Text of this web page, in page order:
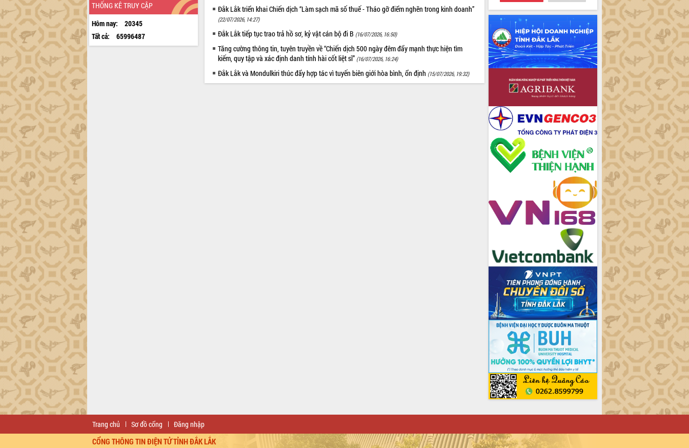
THỐNG KÊ TRUY CẬP
Hôm nay:
20345
Tất cả:
65996487
Đắk Lắk triển khai Chiến dịch “Làm sạch mã số thuế - Tháo gỡ điểm nghẽn trong kinh doanh”
(22/07/2026, 14:27)
Đắk Lắk tiếp tục trao trả hồ sơ, kỷ vật cán bộ đi B (16/07/2026, 16:50)
Tăng cường thông tin, tuyên truyền về “Chiến dịch 500 ngày đêm đẩy mạnh thực hiện tìm
kiếm, quy tập và xác định danh tính hài cốt liệt sĩ” (16/07/2026, 16:24)
Đắk Lắk và Mondulkiri thúc đẩy hợp tác vì tuyến biên giới hòa bình, ổn định (15/07/2026, 19:32)
Trang chủ Sơ đồ cổng Đăng nhập
CỔNG THÔNG TIN ĐIỆN TỬ TỈNH ĐẮK LẮK